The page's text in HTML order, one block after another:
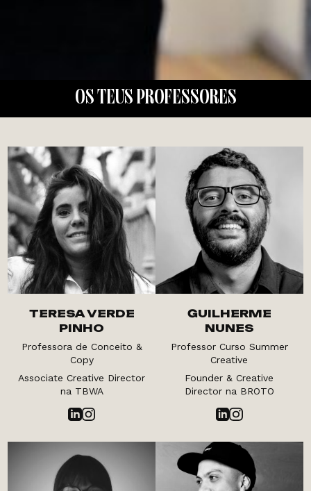
OS TEUS PROFESSORES
TERESA VERDE
PINHO
Professora de Conceito &
Copy
Associate Creative Director
na TBWA
GUILHERME
NUNES
Professor Curso Summer
Creative
Founder & Creative
Director na BROTO